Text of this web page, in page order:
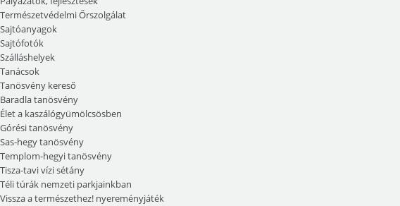
Természetvédelmi Őrszolgálat
Sajtóanyagok
Sajtófotók
Szálláshelyek
Tanácsok
Tanösvény kereső
Baradla tanösvény
Élet a kaszálógyümölcsösben
Górési tanösvény
Sas-hegy tanösvény
Templom-hegyi tanösvény
Tisza-tavi vízi sétány
Téli túrák nemzeti parkjainkban
Vissza a természethez! nyereményjáték